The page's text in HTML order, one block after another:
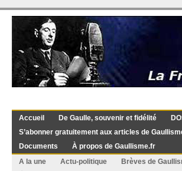
Accueil De Gaulle, souvenir et fidélité
S’abonner gratuitement aux articles de
Documents
À propos de Gaullisme.fr
A la une
Actu-politique Brèves de